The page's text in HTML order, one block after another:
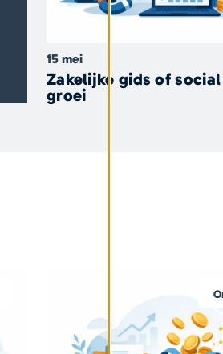
15 mei
Zakelijke gids of
groei